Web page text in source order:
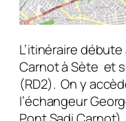
L’itinéraire
Carnot à Sète et
(RD2). On y
l’échangeur